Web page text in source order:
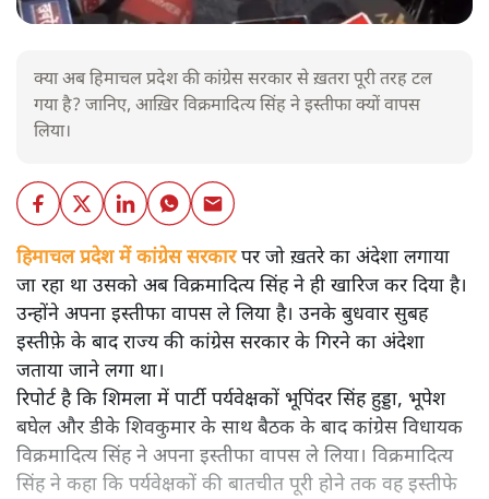
क्या अब हिमाचल प्रदेश की कांग्रेस सरकार से ख़तरा पूरी तरह टल
गया है? जानिए, आख़िर विक्रमादित्य सिंह ने इस्तीफा क्यों वापस
लिया।
हिमाचल प्रदेश में कांग्रेस सरकार पर जो ख़तरे का अंदेशा लगाया
जा रहा था उसको अब विक्रमादित्य सिंह ने ही खारिज कर दिया है।
उन्होंने अपना इस्तीफा वापस ले लिया है। उनके बुधवार सुबह
इस्तीफ़े के बाद राज्य की कांग्रेस सरकार के गिरने का अंदेशा
जताया जाने लगा था।
रिपोर्ट है कि शिमला में पार्टी पर्यवेक्षकों भूपिंदर सिंह हुड्डा, भूपेश
बघेल और डीके शिवकुमार के साथ बैठक के बाद कांग्रेस विधायक
विक्रमादित्य सिंह ने अपना इस्तीफा वापस ले लिया। विक्रमादित्य
सिंह ने कहा कि पर्यवेक्षकों की बातचीत पूरी होने तक वह इस्तीफे